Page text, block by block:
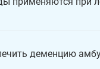
деменцию